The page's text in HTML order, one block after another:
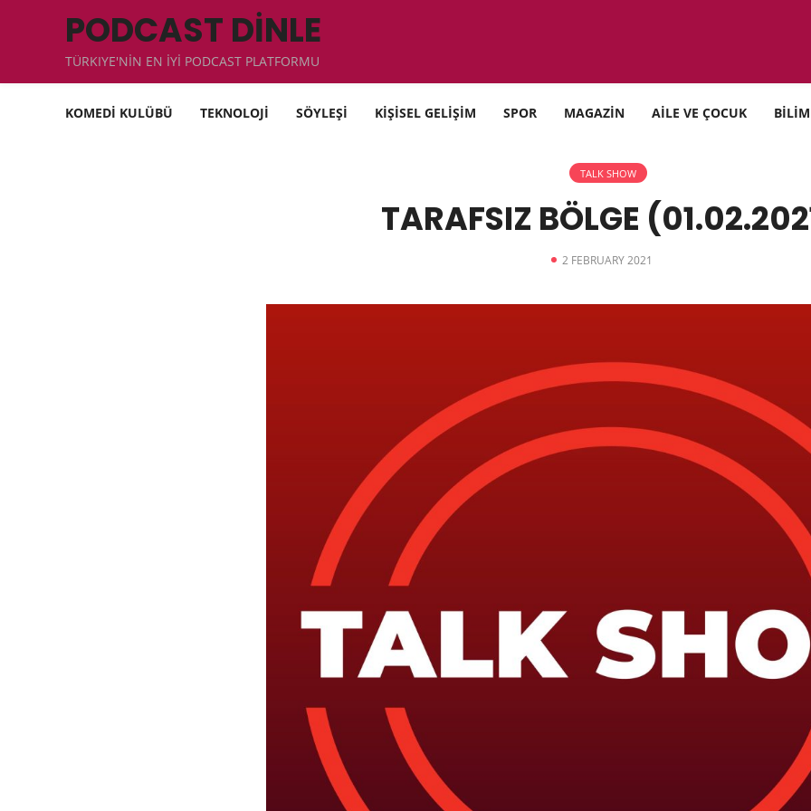
PODCAST DİNLE
TÜRKIYE'NİN EN İYİ PODCAST PLATFORMU
KOMEDİ KULÜBÜ TEKNOLOJİ SÖYLEŞİ KİŞİSEL GELİŞİM SPOR MAGAZİN AİLE VE ÇOCUK BİLİM
TALK SHOW
TARAFSIZ BÖLGE
2 FEBRUARY 2021